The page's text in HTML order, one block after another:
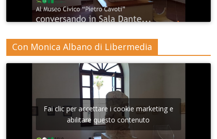
Con Monica Albano di Libermedia
Fai clic per accettare i cookie marketing e
abilitare questo contenuto